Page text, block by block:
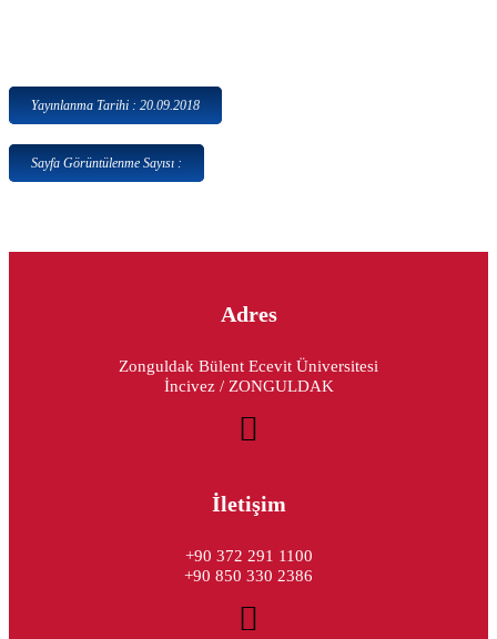
Yayınlanma Tarihi : 20.09.2018
Sayfa Görüntülenme Sayısı :
Adres
Zonguldak Bülent Ecevit Üniversitesi
İncivez / ZONGULDAK
İletişim
+90 372 291 1100
+90 850 330 2386